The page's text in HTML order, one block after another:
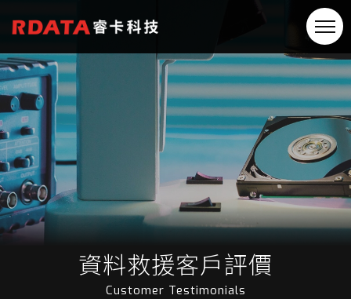
資料救援客戶評價
Customer Testimonials